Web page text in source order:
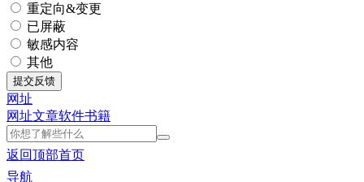
重定向&变更
已屏蔽
敏感内容
其他
提交反馈
网址
网址文章软件书籍
返回顶部首页
导航